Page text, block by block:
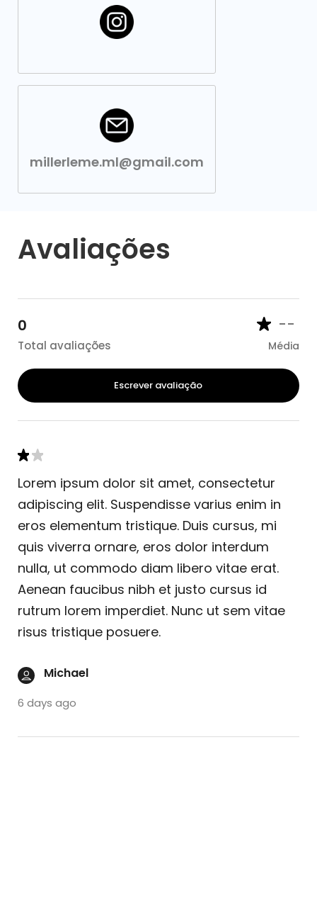
millerleme.ml@gmail.com
Avaliações
0
Total avaliações
--
Média
Escrever avaliação
Lorem ipsum dolor sit amet, consectetur
adipiscing elit. Suspendisse varius enim in
eros elementum tristique. Duis cursus, mi
quis viverra ornare, eros dolor interdum
nulla, ut commodo diam libero vitae erat.
Aenean faucibus nibh et justo cursus id
rutrum lorem imperdiet. Nunc ut sem vitae
risus tristique posuere.
Michael
6 days ago